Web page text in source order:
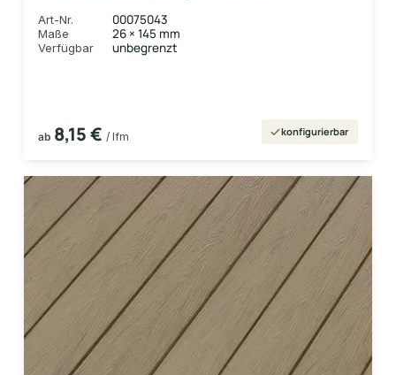
Profil: grob/fein
Art-Nr. 00075043
Maße 26 × 145 mm
Verfügbar unbegrenzt
ab 8,15 € / lfm konfigurierbar